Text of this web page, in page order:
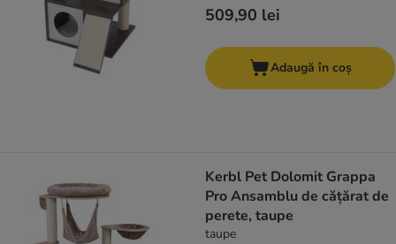
509,90 lei
Adaugă în coș
Kerbl Pet Dolomit Grappa
Pro Ansamblu de cățărat de
perete, taupe
taupe